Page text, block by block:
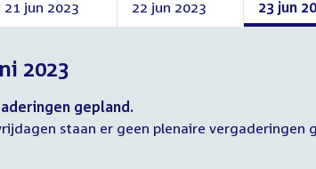
21 jun 2023
Woensdag
juni
2023
22 jun 2023
Donderdag
23 jun
Vrijdag
2023
gepland.
staan er geen plenaire vergaderingen